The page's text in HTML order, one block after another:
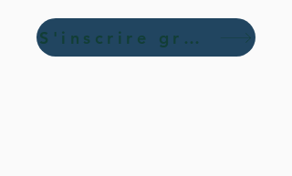
S'inscrire gratuitement ici